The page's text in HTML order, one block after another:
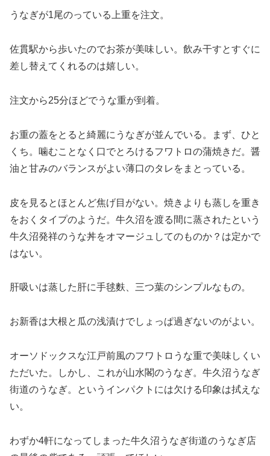
うなぎが1尾のっている上重を注文。
佐貫駅から歩いたのでお茶が美味しい。飲み干すとすぐに
差し替えてくれるのは嬉しい。
注文から25分ほどでうな重が到着。
お重の蓋をとると綺麗にうなぎが並んでいる。まず、ひと
くち。噛むことなく口でとろけるフワトロの蒲焼きだ。醤
油と甘みのバランスがよい薄口のタレをまとっている。
皮を見るとほとんど焦げ目がない。焼きよりも蒸しを重き
をおくタイプのようだ。牛久沼を渡る間に蒸されたという
牛久沼発祥のうな丼をオマージュしてのものか？は定かで
はない。
肝吸いは蒸した肝に手毬麩、三つ葉のシンプルなもの。
お新香は大根と瓜の浅漬けでしょっぱ過ぎないのがよい。
オーソドックスな江戸前風のフワトロうな重で美味しくい
ただいた。しかし、これが山水閣のうなぎ。牛久沼うなぎ
街道のうなぎ。というインパクトには欠ける印象は拭えな
い。
わずか4軒になってしまった牛久沼うなぎ街道のうなぎ店